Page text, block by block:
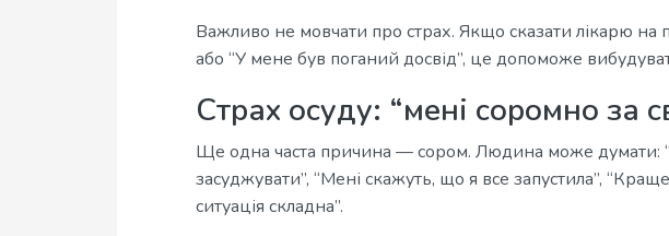
Важливо не мовчати про страх. Якщо сказати лікарю на
або “У мене був поганий досвід”, це допоможе
Страх осуду: “мені соромно за
Ще одна часта причина — сором. Людина може думати:
засуджувати”, “Мені скажуть, що я все запустила”,
ситуація складна”.